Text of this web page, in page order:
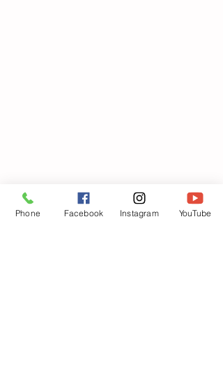
Phone Facebook Instagram YouTube